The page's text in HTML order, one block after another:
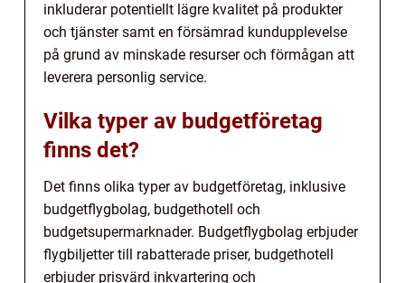
inkluderar potentiellt lägre kvalitet på produkter
och tjänster samt en försämrad kundupplevelse
på grund av minskade resurser och förmågan att
leverera personlig service.
Vilka typer av budgetföretag
finns det?
Det finns olika typer av budgetföretag, inklusive
budgetflygbolag, budgethotell och
budgetsupermarknader. Budgetflygbolag erbjuder
flygbiljetter till rabatterade priser, budgethotell
erbjuder prisvärd inkvartering och